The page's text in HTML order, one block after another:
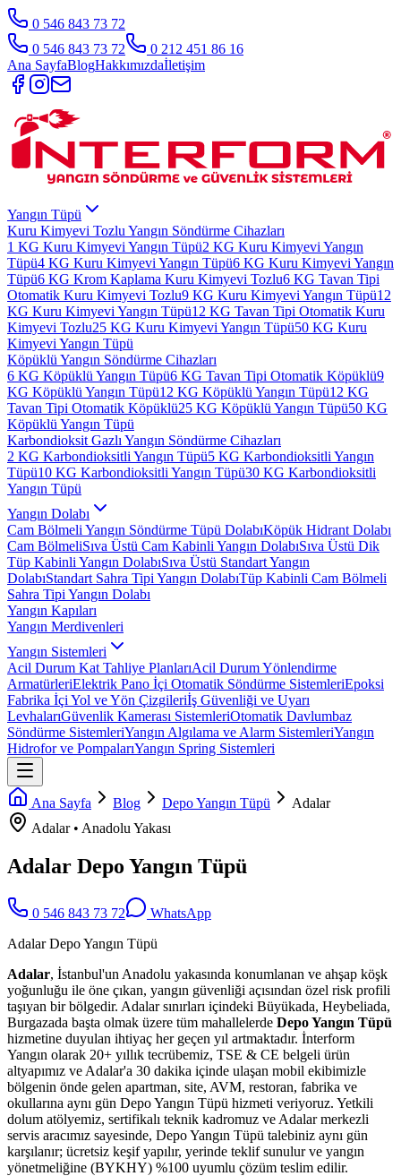
0 546 843 73 72
0 546 843 73 72
0 212 451 86 16
Ana SayfaBlogHakkımızdaİletişim
Yangın Tüpü
Kuru Kimyevi Tozlu Yangın Söndürme Cihazları
1 KG Kuru Kimyevi Yangın Tüpü2 KG Kuru Kimyevi Yangın
Tüpü4 KG Kuru Kimyevi Yangın Tüpü6 KG Kuru Kimyevi Yangın
Tüpü6 KG Krom Kaplama Kuru Kimyevi Tozlu6 KG Tavan Tipi
Otomatik Kuru Kimyevi Tozlu9 KG Kuru Kimyevi Yangın Tüpü12
KG Kuru Kimyevi Yangın Tüpü12 KG Tavan Tipi Otomatik Kuru
Kimyevi Tozlu25 KG Kuru Kimyevi Yangın Tüpü50 KG Kuru
Kimyevi Yangın Tüpü
Köpüklü Yangın Söndürme Cihazları
6 KG Köpüklü Yangın Tüpü6 KG Tavan Tipi Otomatik Köpüklü9
KG Köpüklü Yangın Tüpü12 KG Köpüklü Yangın Tüpü12 KG
Tavan Tipi Otomatik Köpüklü25 KG Köpüklü Yangın Tüpü50 KG
Köpüklü Yangın Tüpü
Karbondioksit Gazlı Yangın Söndürme Cihazları
2 KG Karbondioksitli Yangın Tüpü5 KG Karbondioksitli Yangın
Tüpü10 KG Karbondioksitli Yangın Tüpü30 KG Karbondioksitli
Yangın Tüpü
Yangın Dolabı
Cam Bölmeli Yangın Söndürme Tüpü DolabıKöpük Hidrant Dolabı
Cam BölmeliSıva Üstü Cam Kabinli Yangın DolabıSıva Üstü Dik
Tüp Kabinli Yangın DolabıSıva Üstü Standart Yangın
DolabıStandart Sahra Tipi Yangın DolabıTüp Kabinli Cam Bölmeli
Sahra Tipi Yangın Dolabı
Yangın Kapıları
Yangın Merdivenleri
Yangın Sistemleri
Acil Durum Kat Tahliye PlanlarıAcil Durum Yönlendirme
ArmatürleriElektrik Pano İçi Otomatik Söndürme SistemleriEpoksi
Fabrika İçi Yol ve Yön Çizgileriİş Güvenliği ve Uyarı
LevhalarıGüvenlik Kamerası SistemleriOtomatik Davlumbaz
Söndürme SistemleriYangın Algılama ve Alarm SistemleriYangın
Hidrofor ve PompalarıYangın Spring Sistemleri
Ana Sayfa Blog Depo Yangın Tüpü
Adalar
Adalar• Anadolu Yakası
Adalar Depo Yangın Tüpü
0 546 843 73 72
WhatsApp
Adalar Depo Yangın Tüpü
Adalar, İstanbul'un Anadolu yakasında konumlanan ve ahşap köşk
yoğunluğu ile öne çıkan, yangın güvenliği açısından özel risk profili
taşıyan bir bölgedir. Adalar sınırları içindeki Büyükada, Heybeliada,
Burgazada başta olmak üzere tüm mahallelerde Depo Yangın Tüpü
hizmetine duyulan ihtiyaç her geçen yıl artmaktadır. İnterform
Yangın olarak 20+ yıllık tecrübemiz, TSE & CE belgeli ürün
altyapımız ve Adalar'a 30 dakika içinde ulaşan mobil ekibimizle
bölgenin önde gelen apartman, site, AVM, restoran, fabrika ve
okullarına aynı gün Depo Yangın Tüpü hizmeti veriyoruz. Yetkili
dolum atölyemiz, sertifikalı teknik kadromuz ve Adalar merkezli
servis aracımız sayesinde, Depo Yangın Tüpü talebiniz aynı gün
karşılanır; ücretsiz keşif yapılır, yerinde teklif sunulur ve yangın
yönetmeliğine (BYKHY) %100 uyumlu çözüm teslim edilir.